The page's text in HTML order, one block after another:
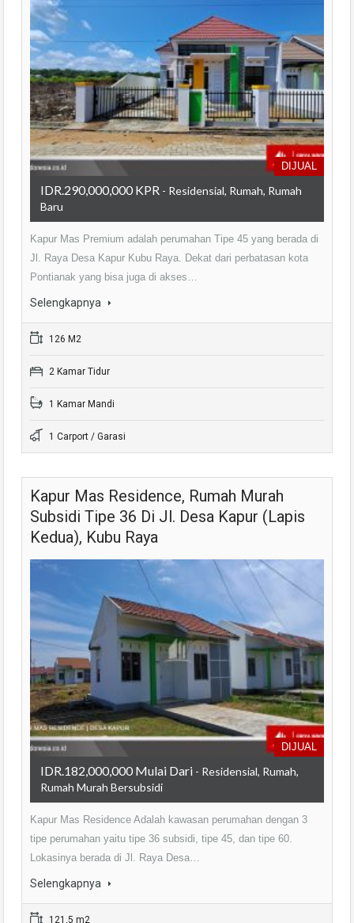
DIJUAL
IDR.290,000,000 KPR - Residensial, Rumah, Rumah
Baru
Kapur Mas Premium adalah perumahan Tipe 45 yang berada di
Jl. Raya Desa Kapur Kubu Raya. Dekat dari perbatasan kota
Pontianak yang bisa juga di akses…
Selengkapnya
126 M2
2 Kamar Tidur
1 Kamar Mandi
1 Carport / Garasi
Kapur Mas Residence, Rumah Murah
Subsidi Tipe 36 Di Jl. Desa Kapur (Lapis
Kedua), Kubu Raya
DIJUAL
IDR.182,000,000 Mulai Dari - Residensial, Rumah,
Rumah Murah Bersubsidi
Kapur Mas Residence Adalah kawasan perumahan dengan 3
tipe perumahan yaitu tipe 36 subsidi, tipe 45, dan tipe 60.
Lokasinya berada di Jl. Raya Desa…
Selengkapnya
121,5 m2